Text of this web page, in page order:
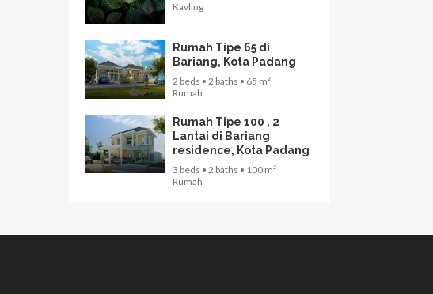
Kavling
Rumah Tipe 65 di
Bariang, Kota Padang
2 beds • 2 baths • 65 m²
Rumah
Rumah Tipe 100 , 2
Lantai di Bariang
residence, Kota Padang
3 beds • 2 baths • 100 m²
Rumah